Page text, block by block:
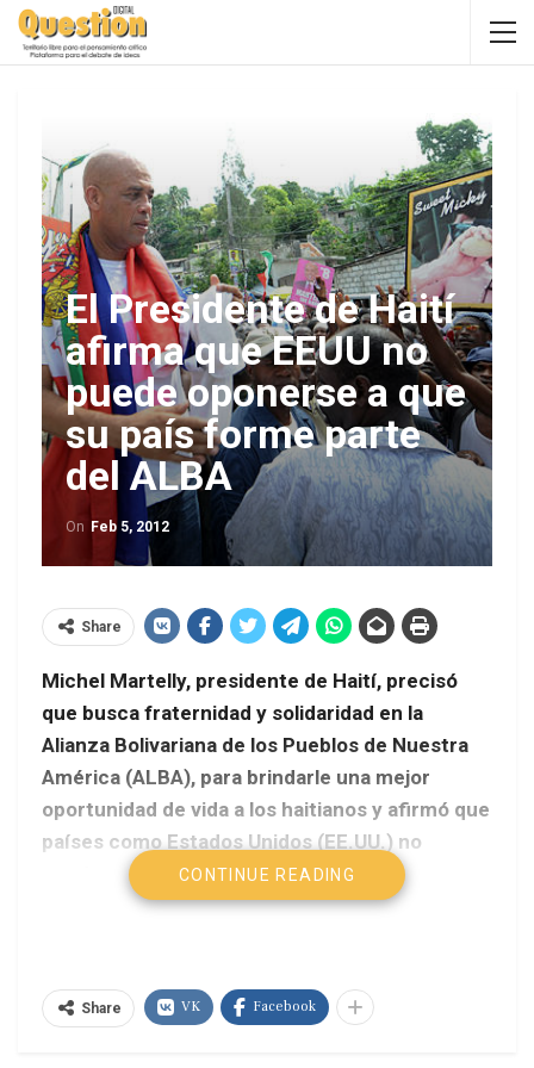
El Presidente de Haití
afirma que EEUU no
puede oponerse a que
su país forme parte
del ALBA
On Feb 5, 2012
Share
Michel Martelly, presidente de Haití, precisó
que busca fraternidad y solidaridad en la
Alianza Bolivariana de los Pueblos de Nuestra
América (ALBA), para brindarle una mejor
oportunidad de vida a los haitianos y afirmó que
países como Estados Unidos (EE.UU.) no
pueden oponerse a los intereses de integrar
plenamente el bloque.
CONTINUE READING
Share VK Facebook